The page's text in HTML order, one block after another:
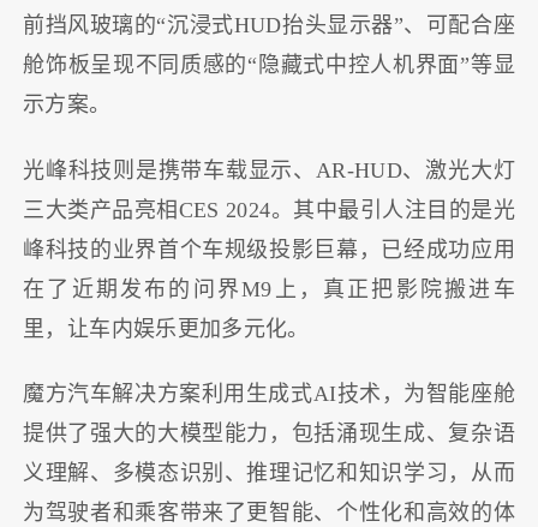
前挡风玻璃的“沉浸式HUD抬头显示器”、可配合座
舱饰板呈现不同质感的“隐藏式中控人机界面”等显
示方案。
光峰科技则是携带车载显示、AR-HUD、激光大灯
三大类产品亮相CES 2024。其中最引人注目的是光
峰科技的业界首个车规级投影巨幕，已经成功应用
在了近期发布的问界M9上，真正把影院搬进车
里，让车内娱乐更加多元化。
魔方汽车解决方案利用生成式AI技术，为智能座舱
提供了强大的大模型能力，包括涌现生成、复杂语
义理解、多模态识别、推理记忆和知识学习，从而
为驾驶者和乘客带来了更智能、个性化和高效的体